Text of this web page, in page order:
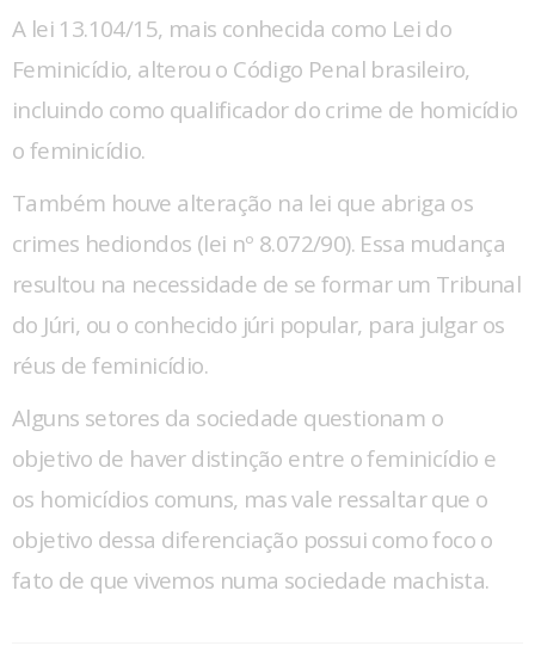
A lei 13.104/15, mais conhecida como Lei do
Feminicídio, alterou o Código Penal brasileiro,
incluindo como qualificador do crime de homicídio
o feminicídio.
Também houve alteração na lei que abriga os
crimes hediondos (lei nº 8.072/90). Essa mudança
resultou na necessidade de se formar um Tribunal
do Júri, ou o conhecido júri popular, para julgar os
réus de feminicídio.
Alguns setores da sociedade questionam o
objetivo de haver distinção entre o feminicídio e
os homicídios comuns, mas vale ressaltar que o
objetivo dessa diferenciação possui como foco o
fato de que vivemos numa sociedade machista.